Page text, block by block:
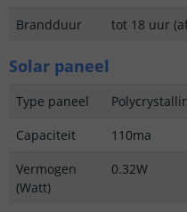
Brandduur
tot 18 uur
Solar paneel
Type paneel
Capaciteit
110ma
Vermogen
(Watt)
0.32W